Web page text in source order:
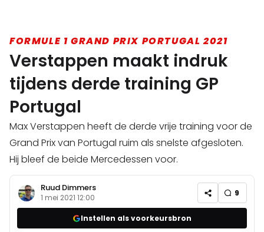
FORMULE 1 GRAND PRIX PORTUGAL 2021
Verstappen maakt indruk
tijdens derde training GP
Portugal
Max Verstappen heeft de derde vrije training voor de
Grand Prix van Portugal ruim als snelste afgesloten.
Hij bleef de beide Mercedessen voor.
Ruud Dimmers
1 mei 2021 12:00 9
Instellen als voorkeursbron